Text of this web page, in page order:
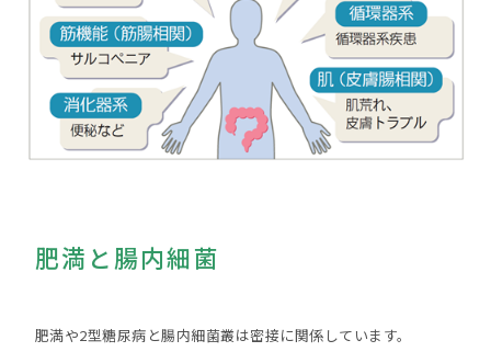
肥満と腸内細菌
肥満や2型糖尿病と腸内細菌叢は密接に関係しています。